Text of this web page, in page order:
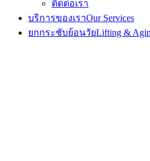
ติดต่อเรา
บริการของเราOur Services
ยกกระชับย้อนวัยLifting &